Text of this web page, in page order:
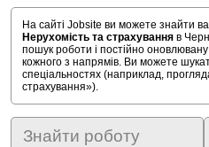
На сайті Jobsite ви можете знайти
Нерухомість та страхування в
пошук роботи і постійно оновлювану
кожного з напрямів. Ви можете
спеціальностях (наприклад,
страхування»).
Знайти роботу